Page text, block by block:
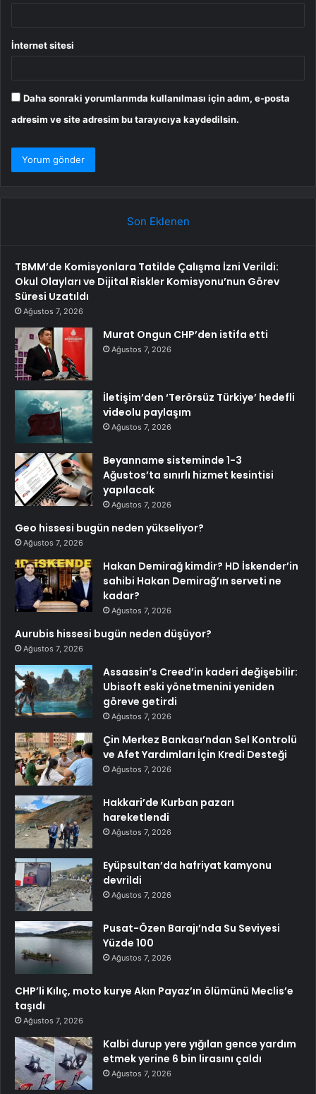
İnternet sitesi
Daha sonraki yorumlarımda kullanılması için adım, e-posta
adresim ve site adresim bu tarayıcıya kaydedilsin.
Son Eklenen
TBMM’de Komisyonlara Tatilde Çalışma İzni Verildi:
Okul Olayları ve Dijital Riskler Komisyonu’nun Görev
Süresi Uzatıldı
Ağustos 7, 2026
Murat Ongun CHP’den istifa etti
Ağustos 7, 2026
İletişim’den ‘Terörsüz Türkiye’ hedefli
videolu paylaşım
Ağustos 7, 2026
Beyanname sisteminde 1-3
Ağustos’ta sınırlı hizmet kesintisi
yapılacak
Ağustos 7, 2026
Geo hissesi bugün neden yükseliyor?
Ağustos 7, 2026
Hakan Demirağ kimdir? HD İskender’in
sahibi Hakan Demirağ’ın serveti ne
kadar?
Ağustos 7, 2026
Aurubis hissesi bugün neden düşüyor?
Ağustos 7, 2026
Assassin’s Creed’in kaderi değişebilir:
Ubisoft eski yönetmenini yeniden
göreve getirdi
Ağustos 7, 2026
Çin Merkez Bankası’ndan Sel Kontrolü
ve Afet Yardımları İçin Kredi Desteği
Ağustos 7, 2026
Hakkari’de Kurban pazarı
hareketlendi
Ağustos 7, 2026
Eyüpsultan’da hafriyat kamyonu
devrildi
Ağustos 7, 2026
Pusat-Özen Barajı’nda Su Seviyesi
Yüzde 100
Ağustos 7, 2026
CHP’li Kılıç, moto kurye Akın Payaz’ın ölümünü Meclis’e
taşıdı
Ağustos 7, 2026
Kalbi durup yere yığılan gence yardım
etmek yerine 6 bin lirasını çaldı
Ağustos 7, 2026